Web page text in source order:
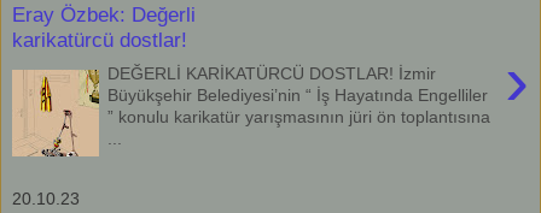
Eray Özbek: Değerli
karikatürcü dostlar!
›
DEĞERLİ KARİKATÜRCÜ DOSTLAR! İzmir
Büyükşehir Belediyesi’nin “ İş Hayatında Engelliler
” konulu karikatür yarışmasının jüri ön toplantısına
...
20.10.23